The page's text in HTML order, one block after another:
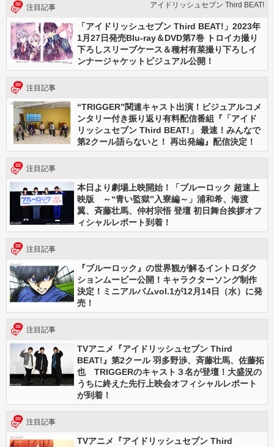
注目記事 アイドリッシュセブン Third BEAT!
「アイドリッシュセブン Third BEAT!」2023年
1月27日発売Blu-ray＆DVD第7巻 トロイカ撮り
下ろしスリーブケース＆種村有菜撮り下ろしイ
ンナージャケットビジュアル公開！
注目記事
“TRIGGER”関連キャスト出演！ビジュアルコメ
ンタリー付き振り返り有料配信番組『「アイド
リッシュセブン Third BEAT!」 最速！みんなで
第2クール語らないと！ 再出発編』配信決定！
注目記事
本日より劇場上映開始！「ブルーロック 超速上
映版 ～“青い監獄”入寮編～」浦和希、海渡
翼、斉藤壮馬、仲村宗悟 登壇 初日舞台挨拶オフ
ィシャルレポート到着！
注目記事
『ブルーロック』の世界観が解るイントロダク
ションムービー公開！キャラクターソング制作
決定！ミニアルバムvol.1が12月14日（水）に発
売！
注目記事
TVアニメ『アイドリッシュセブン Third
BEAT!』第2クール 羽多野渉、斉藤壮馬、佐藤拓
也 TRIGGERのキャスト３名が登壇！大盛況の
うちに終えた先行上映会オフィシャルレポート
が到着！
注目記事
TVアニメ『アイドリッシュセブン Third